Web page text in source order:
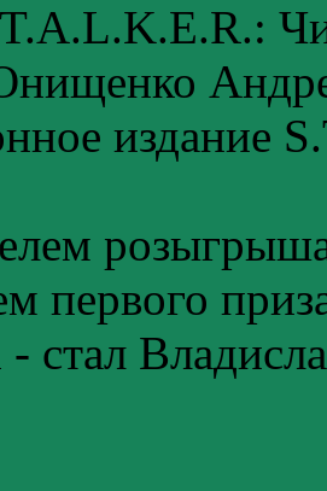
издание
первого
стал